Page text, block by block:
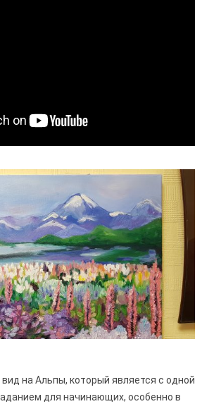
на Альпы, который является с одной
для начинающих, особенно в